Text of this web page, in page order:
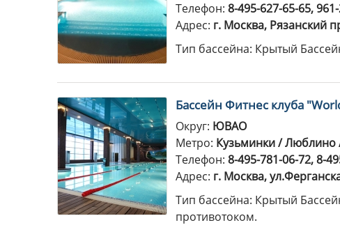
Телефон: 8-495-627-65-65,
Адрес: г. Москва, Рязанский
Тип бассейна: Крытый
Бассейн Фитнес клуба
Округ: ЮВАО
Метро: Кузьминки / Люблино
Телефон: 8-495-781-06-72, 8-
Адрес: г. Москва,
Тип бассейна: Крытый
противотоком.